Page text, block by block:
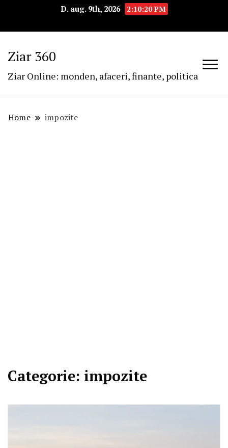
D. aug. 9th, 2026 2:10:21 PM
Ziar 360
Ziar Online: monden, afaceri, finante, politica
Home impozite
Categorie: impozite